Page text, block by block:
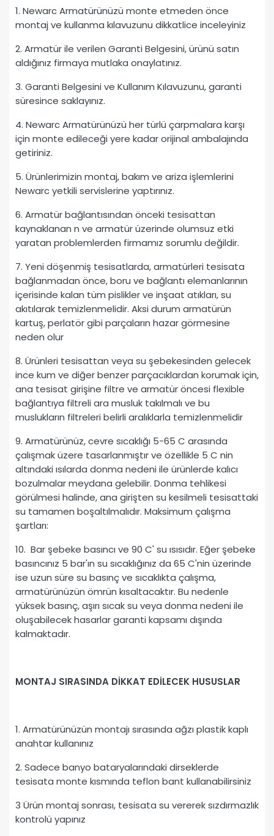
1. Newarc Armatürünüzü monte etmeden önce
montaj ve kullanma kılavuzunu dikkatlice inceleyiniz
2. Armatür ile verilen Garanti Belgesini, ürünü satın
aldığınız firmaya mutlaka onaylatınız.
3. Garanti Belgesini ve Kullanım Kılavuzunu, garanti
süresince saklayınız.
4. Newarc Armatürünüzü her türlü çarpmalara karşı
için monte edileceği yere kadar orijinal ambalajında
getiriniz.
5. Ürünlerimizin montaj, bakım ve ariza işlemlerini
Newarc yetkili servislerine yaptırınız.
6. Armatür bağlantısından önceki tesisattan
kaynaklanan n ve armatür üzerinde olumsuz etki
yaratan problemlerden firmamız sorumlu değildir.
7. Yeni döşenmiş tesisatlarda, armatürleri tesisata
bağlanmadan önce, boru ve bağlantı elemanlarının
içerisinde kalan tüm pislikler ve inşaat atıkları, su
akıtılarak temizlenmelidir. Aksi durum armatürün
kartuş, perlatör gibi parçaların hazar görmesine
neden olur
8. Ürünleri tesisattan veya su şebekesinden gelecek
ince kum ve diğer benzer parçacıklardan korumak için,
ana tesisat girişine filtre ve armatür öncesi flexible
bağlantıya filtreli ara musluk takılmalı ve bu
muslukların filtreleri belirli aralıklarla temizlenmelidir
9. Armatürünüz, cevre sıcaklığı 5-65 C arasında
çalışmak üzere tasarlanmıştır ve özellikle 5 C nin
altındaki ısılarda donma nedeni ile ürünlerde kalıcı
bozulmalar meydana gelebilir. Donma tehlikesi
görülmesi halinde, ana girişten su kesilmeli tesisattaki
su tamamen boşaltılmalıdır. Maksimum çalışma
şartları:
10. Bar şebeke basıncı ve 90 C' su ısısıdır. Eğer şebeke
basıncınız 5 bar'ın su sıcaklığınız da 65 C'nin üzerinde
ise uzun süre su basınç ve sıcaklıkta çalışma,
armatürünüzün ömrün kısaltacaktır. Bu nedenle
yüksek basınç, aşırı sıcak su veya donma nedeni ile
oluşabilecek hasarlar garanti kapsamı dışında
kalmaktadır.
MONTAJ SIRASINDA DİKKAT EDİLECEK HUSUSLAR
1. Armatürünüzün montajı sırasında ağzı plastik kaplı
anahtar kullanınız
2. Sadece banyo bataryalarındaki dirseklerde
tesisata monte kısmında teflon bant kullanabilirsiniz
3 Ürün montaj sonrası, tesisata su vererek sızdırmazlık
kontrolü yapınız